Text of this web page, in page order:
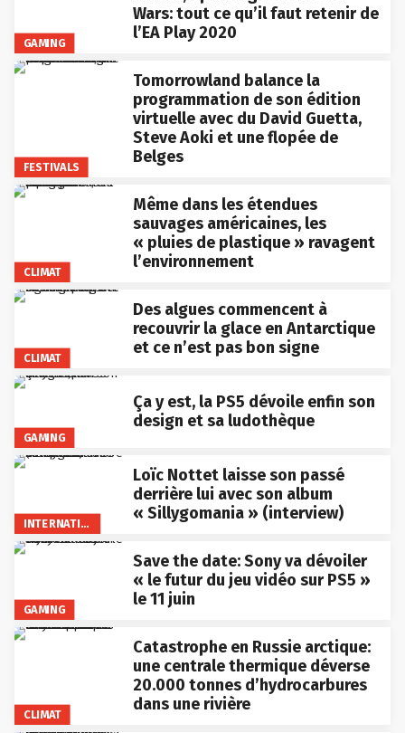
GAMING
Wars: tout ce qu’il faut retenir de
l’EA Play 2020
FESTIVALS
Tomorrowland balance la
programmation de son édition
virtuelle avec du David Guetta,
Steve Aoki et une flopée de
Belges
CLIMAT
Même dans les étendues
sauvages américaines, les
« pluies de plastique » ravagent
l’environnement
CLIMAT
Des algues commencent à
recouvrir la glace en Antarctique
et ce n’est pas bon signe
GAMING
Ça y est, la PS5 dévoile enfin son
design et sa ludothèque
INTERNATIONAL
Loïc Nottet laisse son passé
derrière lui avec son album
« Sillygomania » (interview)
GAMING
Save the date: Sony va dévoiler
« le futur du jeu vidéo sur PS5 »
le 11 juin
CLIMAT
Catastrophe en Russie arctique:
une centrale thermique déverse
20.000 tonnes d’hydrocarbures
dans une rivière